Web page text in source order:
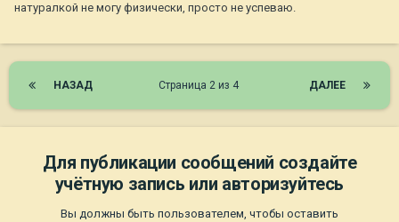
натуралкой не могу физически, просто не успеваю.
НАЗАД ДАЛЕЕ
Страница 2 из 4
Для публикации сообщений создайте
учётную запись или авторизуйтесь
Вы должны быть пользователем, чтобы оставить